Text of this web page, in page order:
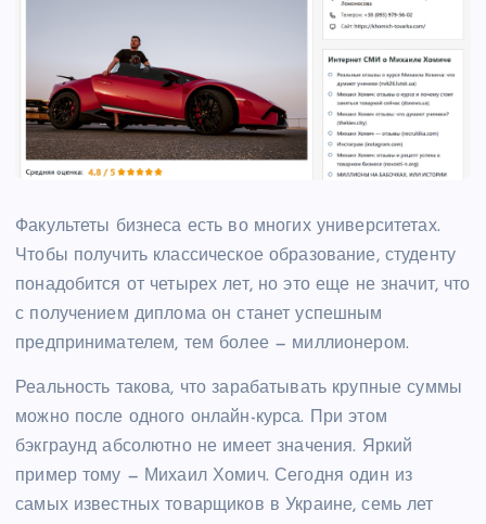
Факультеты бизнеса есть во многих университетах.
Чтобы получить классическое образование, студенту
понадобится от четырех лет, но это еще не значит, что
с получением диплома он станет успешным
предпринимателем, тем более — миллионером.
Реальность такова, что зарабатывать крупные суммы
можно после одного онлайн-курса. При этом
бэкграунд абсолютно не имеет значения. Яркий
пример тому — Михаил Хомич. Сегодня один из
самых известных товарщиков в Украине, семь лет